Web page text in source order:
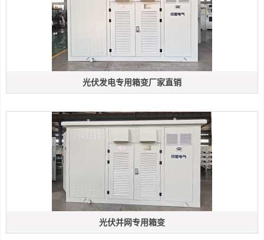
光伏发电专用箱变厂家直销
光伏并网专用箱变